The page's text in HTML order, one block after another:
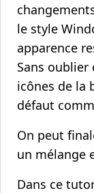
le style
apparence
Sans oublier
icônes de la
défaut
On peut
un mélange
Dans ce